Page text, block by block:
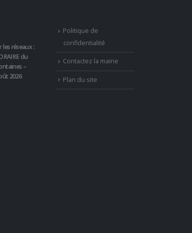
réseaux :
du
–
2026
Politique de
confidentialité
Contactez la mairie
Plan du site